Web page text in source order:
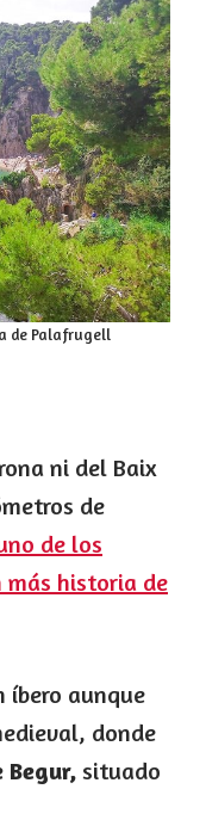
de Palafrugell
ni del Baix
de
de los
más historia de
íbero aunque
donde
Begur, situado